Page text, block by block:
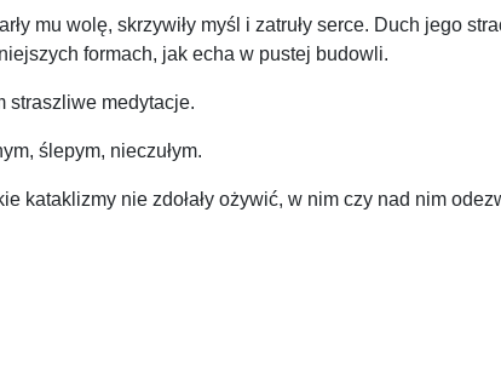
mu wolę, skrzywiły myśl i zatruły serce. Duch jego
formach, jak echa w pustej budowli.
straszliwe medytacje.
ślepym, nieczułym.
nie zdołały ożywić, w nim czy nad nim